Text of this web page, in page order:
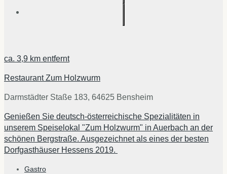
ca. 3,9 km entfernt
Restaurant Zum Holzwurm
Darmstädter Staße 183, 64625 Bensheim
Genießen Sie deutsch-österreichische Spezialitäten in
unserem Speiselokal "Zum Holzwurm" in Auerbach an der
schönen Bergstraße. Ausgezeichnet als eines der besten
Dorfgasthäuser Hessens 2019.
Gastro